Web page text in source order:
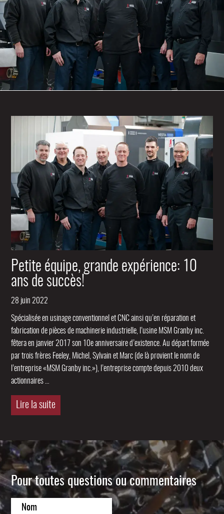
Petite équipe, grande expérience: 10
ans de succès!
28 juin 2022
Spécialisée en usinage conventionnel et CNC ainsi qu’en réparation et
fabrication de pièces de machinerie industrielle, l’usine MSM Granby inc.
fêtera en janvier 2017 son 10e anniversaire d’existence. Au départ formée
par trois frères Feeley, Michel, Sylvain et Marc (de là provient le nom de
l’entreprise «MSM Granby inc.»), l’entreprise compte depuis 2010 deux
actionnaires
grande
ans
de
succès!
Lire la suite
Pour toutes questions ou commentaires